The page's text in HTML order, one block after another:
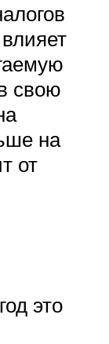
свою
на
от
это